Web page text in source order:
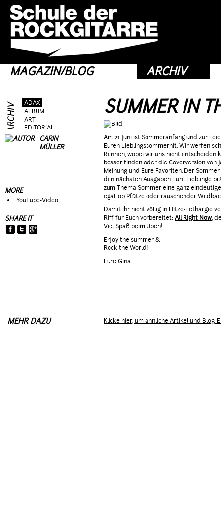
MAGAZIN/BLOG ARCHIV
ADAX
ALBUM
ART
EDITORIAL
FRAG AS
TALK
WEIRD STUFF
YOUNG 'N WILD
SUMMER IN
CARIN
MÜLLER
MORE
YouTube-Video
SHARE IT
Am 21. Juni ist Sommeranfang und zur
Euren Lieblingssommerhit. Wir werfen
Rennen, wobei wir uns nicht entscheiden
besser finden oder die Coverversion von
Meinung und Eure Favoriten. Der
den nächsten Ausgaben Eure Lieblinge
zum Thema Sommer eine ganz
egal, ob Pfütze oder rauschender
Damit Ihr nicht völlig in Hitze-Lethargie
Riff für Euch vorbereitet:All Right Now,
Viel Spaß beim Üben!
Enjoy the summer &
Rock the World!
Eure Gina
MEHR DAZU Klicke hier, um ähnliche Artikel und Blog-